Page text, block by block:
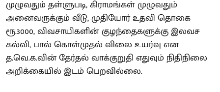
முழுவதும் தள்ளுபடி, கிராமங்கள் முழுவதும்
அனைவருக்கும் வீடு, முதியோர் உதவி தொகை
ரூ.3000, விவசாயிகளின் குழந்தைகளுக்கு இலவச
கல்வி, பால் கொள்முதல் விலை உயர்வு என
த.வெ.க.வின் தேர்தல் வாக்குறுதி எதுவும் நிதிநிலை
அறிக்கையில் இடம் பெறவில்லை.